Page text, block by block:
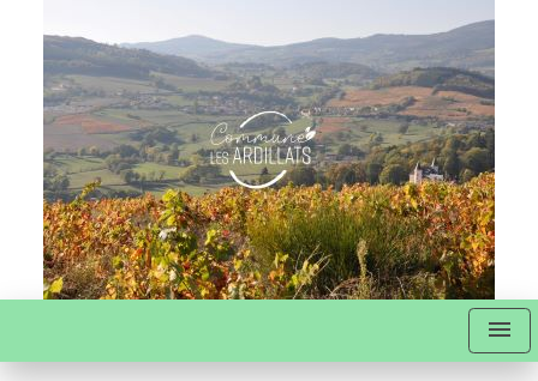
menu